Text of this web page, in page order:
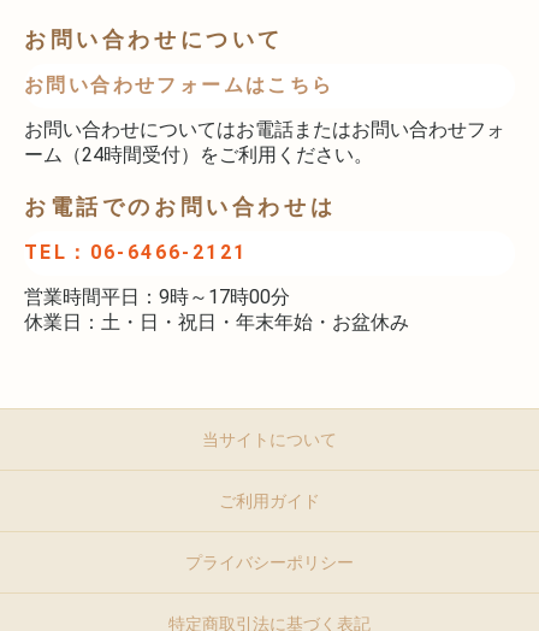
お問い合わせについて
お問い合わせフォームはこちら
お問い合わせについてはお電話またはお問い合わせフォ
ーム（24時間受付）をご利用ください。
お電話でのお問い合わせは
TEL：06-6466-2121
営業時間平日：9時～17時00分
休業日：土・日・祝日・年末年始・お盆休み
当サイトについて
ご利用ガイド
プライバシーポリシー
特定商取引法に基づく表記